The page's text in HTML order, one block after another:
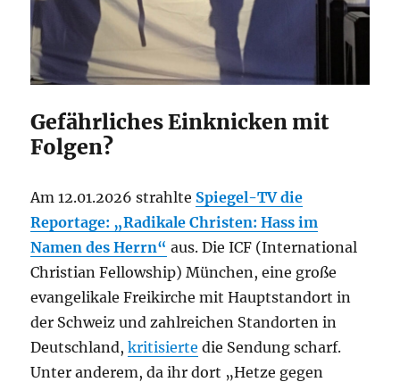
Gefährliches Einknicken mit
Folgen?
Am 12.01.2026 strahlte Spiegel-TV die
Reportage: „Radikale Christen: Hass im
Namen des Herrn“ aus. Die ICF (International
Christian Fellowship) München, eine große
evangelikale Freikirche mit Hauptstandort in
der Schweiz und zahlreichen Standorten in
Deutschland,kritisierte die Sendung scharf.
Unter anderem, da ihr dort „Hetze gegen